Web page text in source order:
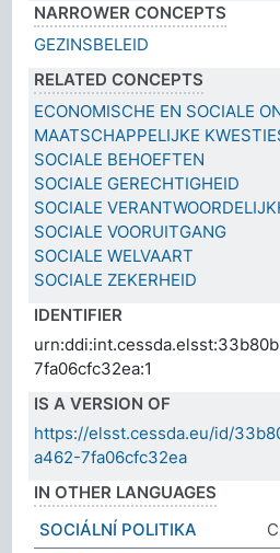
NARROWER CONCEPTS
GEZINSBELEID
RELATED CONCEPTS
ECONOMISCHE EN SOCIALE
MAATSCHAPPELIJKE
SOCIALE BEHOEFTEN
SOCIALE GERECHTIGHEID
SOCIALE
SOCIALE VOORUITGANG
SOCIALE WELVAART
SOCIALE ZEKERHEID
IDENTIFIER
7fa06cfc32ea:1
IS A VERSION OF
https://elsst.cessda.eu/id/
a462-7fa06cfc32ea
IN OTHER LANGUAGES
SOCIÁLNÍ POLITIKA